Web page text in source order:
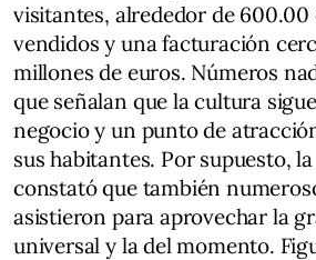
visitantes, alrededor de 600.00
vendidos y una facturación
millones de euros. Números
que señalan que la cultura
negocio y un punto de
sus habitantes. Por supuesto,
constató que también
asistieron para aprovechar la
universal y la del momento.